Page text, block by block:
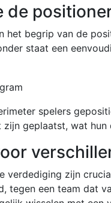
de
het begrip van de
staat een
spelers
geplaatst, wat
verdediging zijn
tegen een team dat